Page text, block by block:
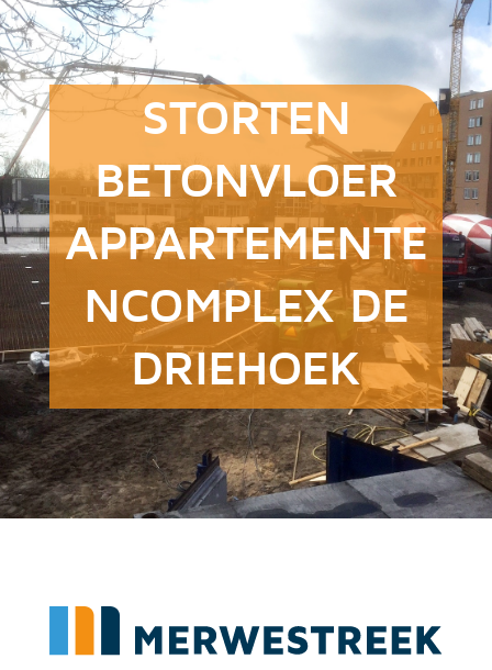
STORTEN
BETONVLOER
APPARTEMENTE
NCOMPLEX DE
DRIEHOEK